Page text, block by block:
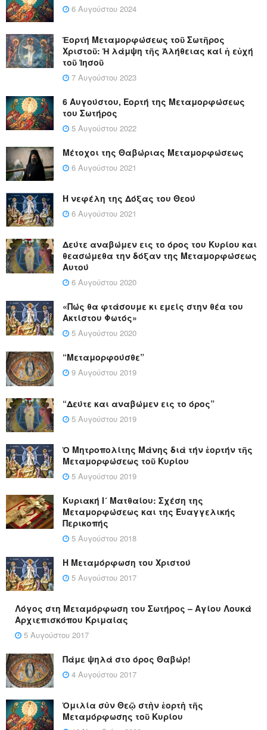
6 Αυγούστου 2024
Ἑορτή Μεταμορφώσεως τοῦ Σωτῆρος
Χριστοῦ: Ἡ λάμψη τῆς Ἀλήθειας καί ἡ εὐχή
τοῦ Ἰησοῦ
7 Αυγούστου 2023
6 Αυγούστου, Εορτή της Μεταμορφώσεως
του Σωτήρος
5 Αυγούστου 2022
Μέτοχοι της Θαβώριας Μεταμορφώσεως
6 Αυγούστου 2021
Η νεφέλη της Δόξας του Θεού
6 Αυγούστου 2021
Δεύτε αναβώμεν εις το όρος του Κυρίου και
θεασώμεθα την δόξαν της Μεταμορφώσεως
Αυτού
6 Αυγούστου 2020
«Πώς θα φτάσουμε κι εμείς στην θέα του
Ακτίστου Φωτός»
5 Αυγούστου 2020
“Μεταμορφούσθε”
9 Αυγούστου 2019
“Δεύτε και αναβώμεν εις το όρος”
5 Αυγούστου 2019
Ὁ Μητροπολίτης Μάνης διά τήν ἑορτήν τῆς
Μεταμορφώσεως τοῦ Κυρίου
5 Αυγούστου 2019
Κυριακή Ι´ Ματθαίου: Σχέση της
Μεταμορφώσεως και της Ευαγγελικής
Περικοπής
5 Αυγούστου 2018
Η Μεταμόρφωση του Χριστού
5 Αυγούστου 2017
Λόγος στη Μεταμόρφωση του Σωτήρος – Αγίου Λουκά
Αρχιεπισκόπου Κριμαίας
5 Αυγούστου 2017
Πάμε ψηλά στο όρος Θαβώρ!
4 Αυγούστου 2017
Ὁμιλία σὺν Θεῷ στὴν ἑορτὴ τῆς
Μεταμόρφωσης τοῦ Κυρίου